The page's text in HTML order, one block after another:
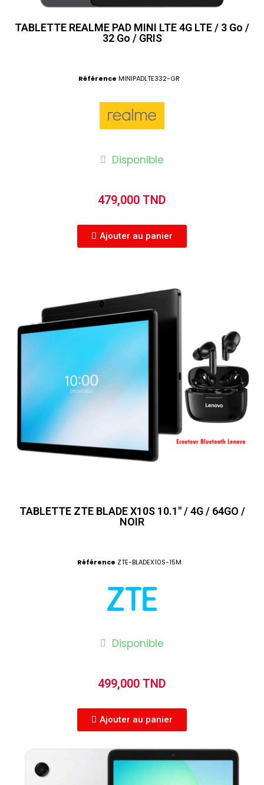
TABLETTE REALME PAD MINI LTE 4G LTE / 3 Go /
32 Go / GRIS
Référence MINIPADLTE332-GR
Disponible
479,000 TND
Ajouter au panier
TABLETTE ZTE BLADE X10S 10.1" / 4G / 64GO /
NOIR
Référence ZTE-BLADEX10S-15M
Disponible
499,000 TND
Ajouter au panier